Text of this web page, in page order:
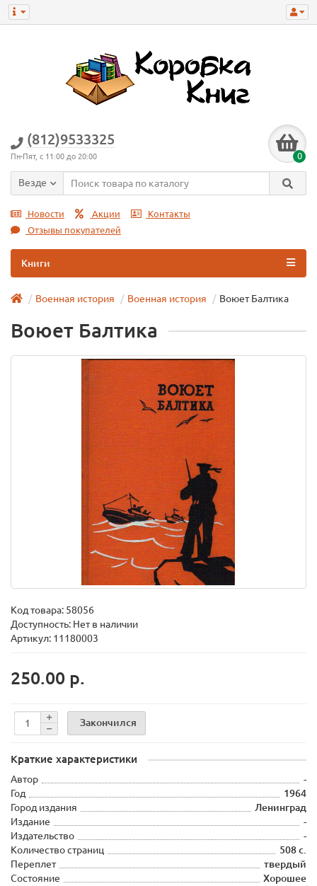
(812)9533325
Пн-Пят, с 11:00 до 20:00 0
Везде
Новости Акции
Контакты
Отзывы покупателей
Книги
Военная история Военная истoрия Воюет Балтика
Воюет Балтика
Код товара: 58056
Доступность: Нет в наличии
Артикул: 11180003
250.00 р.
Закончился
Краткие характеристики
Автор
-
Год
1964
Город издания
Ленинград
Издание
-
Издательство
-
Количество страниц
508 с.
Переплет
твердый
Состояние
Хорошее